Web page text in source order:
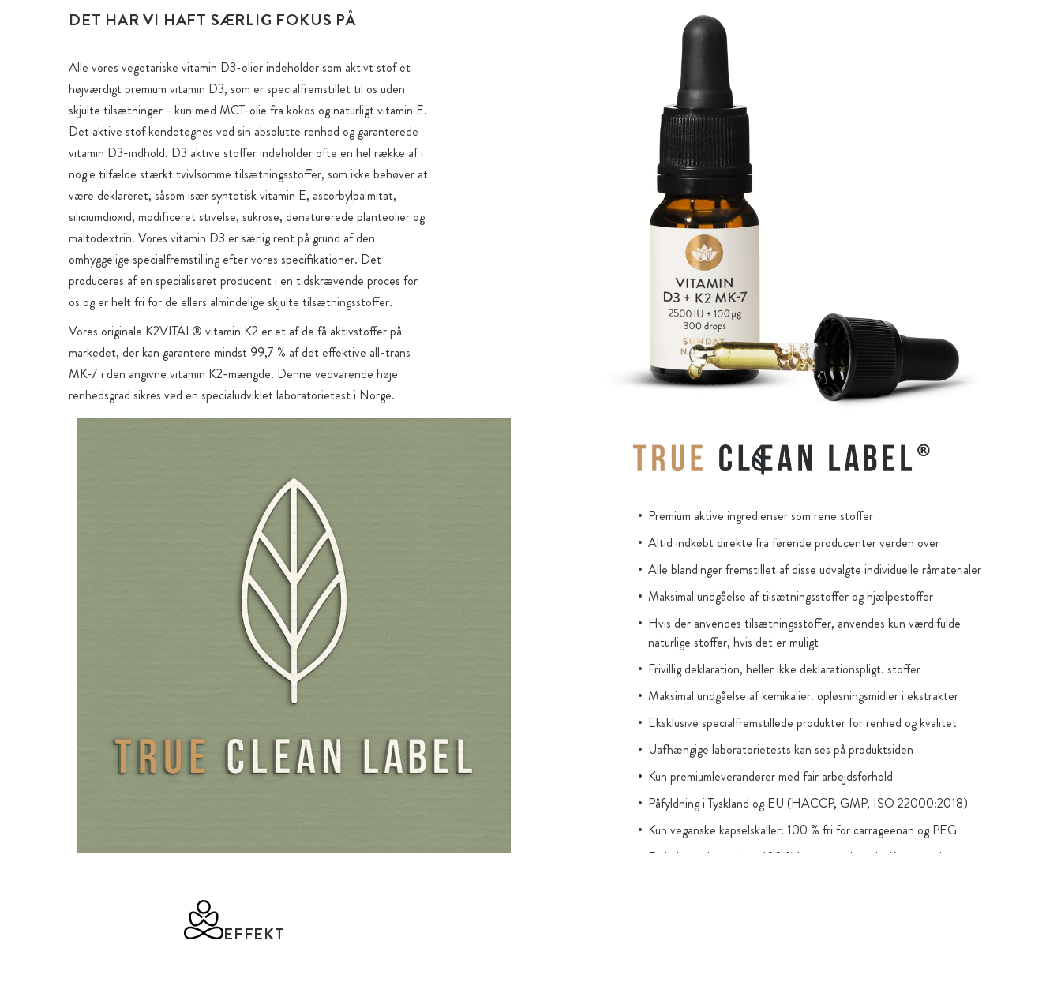
DET HAR VI HAFT SÆRLIG FOKUS PÅ
Alle vores vegetariske vitamin D3-olier indeholder som aktivt stof et
højværdigt premium vitamin D3, som er specialfremstillet til os uden
skjulte tilsætninger - kun med MCT-olie fra kokos og naturligt vitamin E.
Det aktive stof kendetegnes ved sin absolutte renhed og garanterede
vitamin D3-indhold. D3 aktive stoffer indeholder ofte en hel række af i
nogle tilfælde stærkt tvivlsomme tilsætningsstoffer, som ikke behøver at
være deklareret, såsom især syntetisk vitamin E, ascorbylpalmitat,
siliciumdioxid, modificeret stivelse, sukrose, denaturerede planteolier og
maltodextrin. Vores vitamin D3 er særlig rent på grund af den
omhyggelige specialfremstilling efter vores specifikationer. Det
produceres af en specialiseret producent i en tidskrævende proces for
os og er helt fri for de ellers almindelige skjulte tilsætningsstoffer.
Vores originale K2VITAL® vitamin K2 er et af de få aktivstoffer på
markedet, der kan garantere mindst 99,7 % af det effektive all-trans
MK-7 i den angivne vitamin K2-mængde. Denne vedvarende høje
renhedsgrad sikres ved en specialudviklet laboratorietest i Norge.
MCT-oliebase for optimal beskyttelse og bedre absorption
optages sammen med fedt. Til vores Sunday Natural vitamin D3 + K2
dråber valgte vi derfor en især højkvalitets MCT-olie fremstillet i
Holland baseret på kokosolie som bærerolie. MCT-olie nedbryder, i
modsætning til andre bæreolier som olivenolie eller tabletpressemidler
som calciumcarbonat, stort set ikke de fedtopløselige vitaminer og er
derfor det bedste valg for optimal beskyttelse af aktivstofferne.
Samtidig udgør de mellemkædede fedtsyrer i bæreolien et værdifuldt
næringsstof i sig selv. Producenten af vores kokos MCT-olie bekræfter,
at der ikke anvendes aber ved høsten af kokosnødderne.
Olier er også særligt behagelige at anvende og er også velegnede til
personer, der har svært ved at synke kapsler eller tabletter. Vores
en nøjagtig dosering.
Premium aktive ingredienser som rene stoffer
Altid indkøbt direkte fra førende producenter verden over
Alle blandinger fremstillet af disse udvalgte individuelle råmaterialer
Maksimal undgåelse af tilsætningsstoffer og hjælpestoffer
Hvis der anvendes tilsætningsstoffer, anvendes kun værdifulde
naturlige stoffer, hvis det er muligt
Frivillig deklaration, heller ikke deklarationspligt. stoffer
Maksimal undgåelse af kemikalier. opløsningsmidler i ekstrakter
Eksklusive specialfremstillede produkter for renhed og kvalitet
Uafhængige laboratorietests kan ses på produktsiden
Kun premiumleverandører med fair arbejdsforhold
Påfyldning i Tyskland og EU (HACCP, GMP, ISO 22000:2018)
Kun veganske kapselskaller: 100 % fri for carrageenan og PEG
Emballage i brunt glas, 100 % komposterbare lynlåsposer eller
EFFEKT